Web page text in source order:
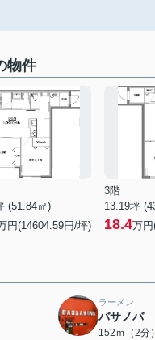
物件
(51.84㎡)
円(14604.59円/坪)
3階
13.19坪
18.4万
ラーメン
バサノバ
152ｍ（2分）